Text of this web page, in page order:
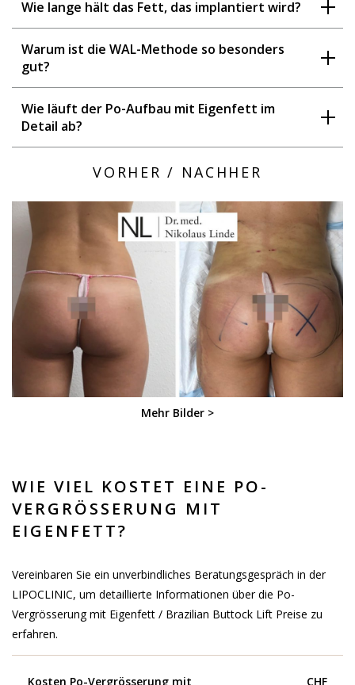
Wie lange hält das Fett, das implantiert wird?
Warum ist die WAL-Methode so besonders
gut?
Wie läuft der Po-Aufbau mit Eigenfett im
Detail ab?
VORHER / NACHHER
Mehr Bilder >
WIE VIEL KOSTET EINE PO-
VERGRÖSSERUNG MIT
EIGENFETT?
Vereinbaren Sie ein unverbindliches Beratungsgespräch in der
LIPOCLINIC, um detaillierte Informationen über die Po-
Vergrösserung mit Eigenfett / Brazilian Buttock Lift Preise zu
erfahren.
Kosten Po-Vergrösserung mit CHF